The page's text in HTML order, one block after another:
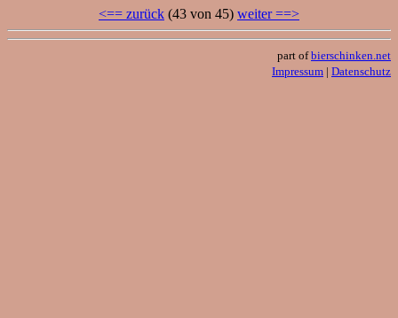
<== zurück (43 von 45) weiter ==>
part ofbierschinken.net
Impressum | Datenschutz